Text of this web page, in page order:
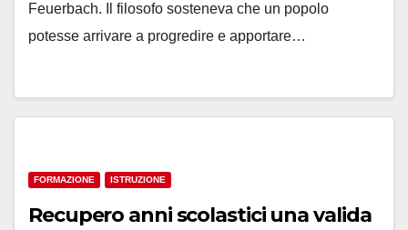
Feuerbach. Il filosofo sosteneva che un popolo
potesse arrivare a progredire e apportare…
FORMAZIONE ISTRUZIONE
Recupero anni scolastici una valida